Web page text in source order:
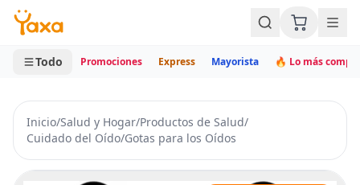
MINI CARRITO
0 productos
Todo Promociones Express Mayorista 🔥 Lo más
Inicio/Salud y Hogar/Productos de Salud/
Cuidado del Oído/Gotas para los Oídos